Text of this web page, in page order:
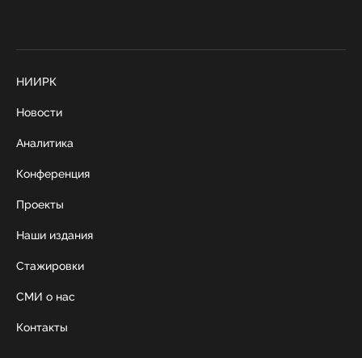
НИИРК
Новости
Аналитика
Конференция
Проекты
Наши издания
Стажировки
СМИ о нас
Контакты